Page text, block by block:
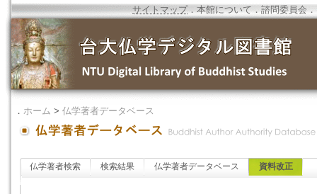
サイトマップ．本館について ．諮問委員会 ．
． ホーム > 仏学著者データベース
仏学著者検索 検索結果 仏学著者データベース 資料改正